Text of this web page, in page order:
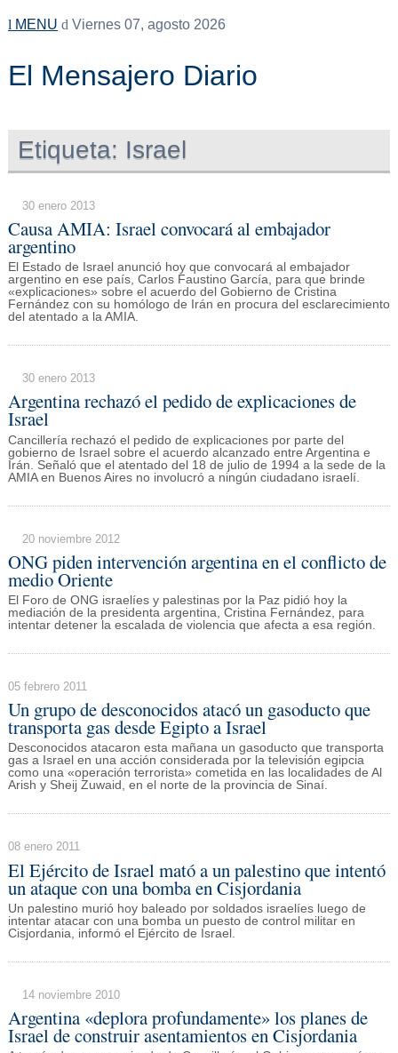
MENU Viernes 07, agosto 2026
El Mensajero Diario
Etiqueta: Israel
30 enero 2013
Causa AMIA: Israel convocará al embajador
argentino
El Estado de Israel anunció hoy que convocará al embajador
argentino en ese país, Carlos Faustino García, para que brinde
«explicaciones» sobre el acuerdo del Gobierno de Cristina
Fernández con su homólogo de Irán en procura del esclarecimiento
del atentado a la AMIA.
30 enero 2013
Argentina rechazó el pedido de explicaciones de
Israel
Cancillería rechazó el pedido de explicaciones por parte del
gobierno de Israel sobre el acuerdo alcanzado entre Argentina e
Irán. Señaló que el atentado del 18 de julio de 1994 a la sede de la
AMIA en Buenos Aires no involucró a ningún ciudadano israelí.
20 noviembre 2012
ONG piden intervención argentina en el conflicto de
medio Oriente
El Foro de ONG israelíes y palestinas por la Paz pidió hoy la
mediación de la presidenta argentina, Cristina Fernández, para
intentar detener la escalada de violencia que afecta a esa región.
05 febrero 2011
Un grupo de desconocidos atacó un gasoducto que
transporta gas desde Egipto a Israel
Desconocidos atacaron esta mañana un gasoducto que transporta
gas a Israel en una acción considerada por la televisión egipcia
como una «operación terrorista» cometida en las localidades de Al
Arish y Sheij Zuwaid, en el norte de la provincia de Sinaí.
08 enero 2011
El Ejército de Israel mató a un palestino que intentó
un ataque con una bomba en Cisjordania
Un palestino murió hoy baleado por soldados israelíes luego de
intentar atacar con una bomba un puesto de control militar en
Cisjordania, informó el Ejército de Israel.
14 noviembre 2010
Argentina «deplora profundamente» los planes de
Israel de construir asentamientos en Cisjordania